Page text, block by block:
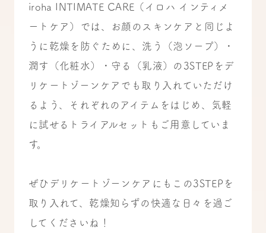
iroha INTIMATE CARE（イロハ インティメ
ートケア）では、お顔のスキンケアと同じよ
うに乾燥を防ぐために、洗う（泡ソープ）・
潤す（化粧水）・守る（乳液）の3STEPをデ
リケートゾーンケアでも取り入れていただけ
るよう、それぞれのアイテムをはじめ、気軽
に試せるトライアルセットもご用意していま
す。
ぜひデリケートゾーンケアにもこの3STEPを
取り入れて、乾燥知らずの快適な日々を過ご
してくださいね！